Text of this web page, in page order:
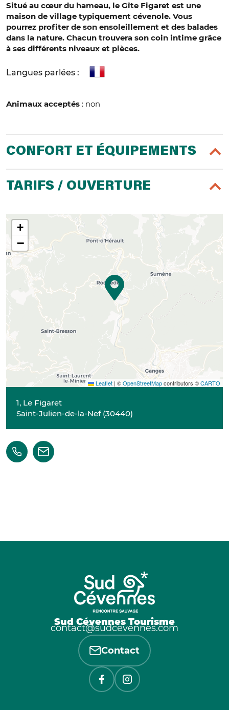
Situé au cœur du hameau, le Gîte Figaret est une
maison de village typiquement cévenole. Vous
pourrez profiter de son ensoleillement et des balades
dans la nature. Chacun trouvera son coin intime grâce
à ses différents niveaux et pièces.
Langues parlées :
Animaux acceptés : non
CONFORT ET ÉQUIPEMENTS
TARIFS / OUVERTURE
+
−
Leaflet | ©OpenStreetMapcontributors ©CARTO
1, Le Figaret
Saint-Julien-de-la-Nef(30440)
Sud Cévennes Tourisme
contact@sudcevennes.com
Contact